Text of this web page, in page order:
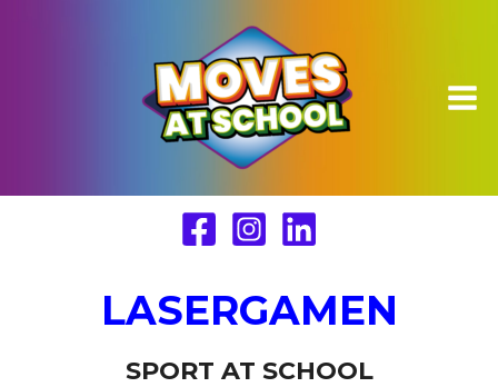
LASERGAMEN
SPORT AT SCHOOL